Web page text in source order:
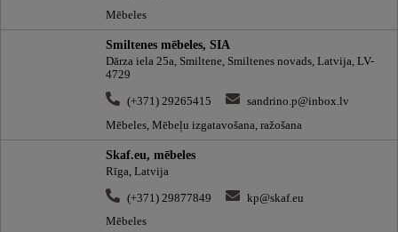
Mēbeles
Smiltenes mēbeles, SIA
Dārza iela 25a, Smiltene, Smiltenes novads, Latvija, LV-
4729
(+371) 29265415
sandrino.p@inbox.lv
Mēbeles, Mēbeļu izgatavošana, ražošana
Skaf.eu, mēbeles
Rīga, Latvija
(+371) 29877849
kp@skaf.eu
Mēbeles